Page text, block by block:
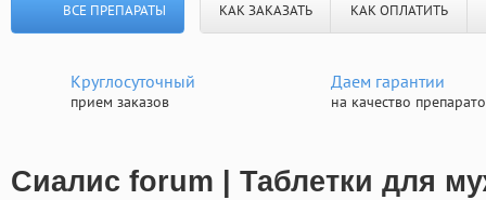
ВСЕ ПРЕПАРАТЫ КАК ЗАКАЗАТЬ КАК ОПЛАТИТЬ
Круглосуточный
прием заказов
Даем гарантии
на качество
Сиалис forum | Таблетки для